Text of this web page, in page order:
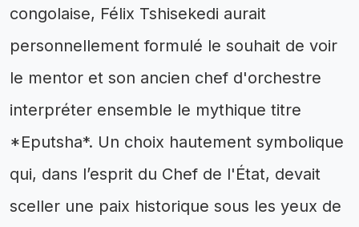
congolaise, Félix Tshisekedi aurait
personnellement formulé le souhait de voir
le mentor et son ancien chef d'orchestre
interpréter ensemble le mythique titre
*Eputsha*. Un choix hautement symbolique
qui, dans l’esprit du Chef de l'État, devait
sceller une paix historique sous les yeux de